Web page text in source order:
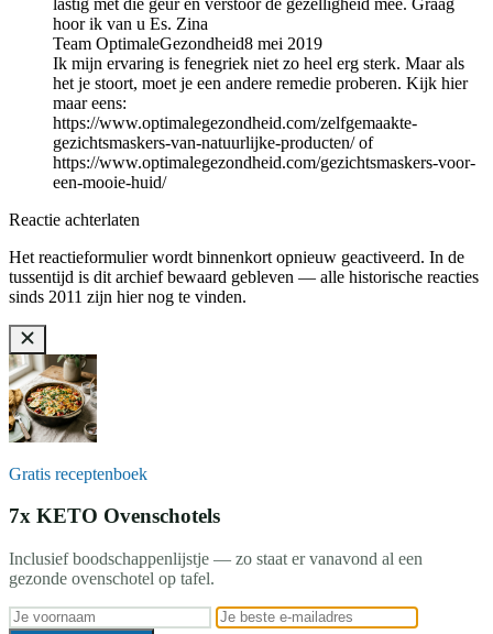
hoor ik van u Es. Zina
Team OptimaleGezondheid8 mei 2019
Ik mijn ervaring is fenegriek niet zo heel erg sterk. Maar als
het je stoort, moet je een andere remedie proberen. Kijk hier
maar eens:
https://www.optimalegezondheid.com/zelfgemaakte-
gezichtsmaskers-van-natuurlijke-producten/ of
https://www.optimalegezondheid.com/gezichtsmaskers-voor-
een-mooie-huid/
Reactie achterlaten
Het reactieformulier wordt binnenkort opnieuw geactiveerd. In de
tussentijd is dit archief bewaard gebleven — alle historische reacties
sinds 2011 zijn hier nog te vinden.
Gratis receptenboek
7x KETO Ovenschotels
Inclusief boodschappenlijstje — zo staat er vanavond al een
gezonde ovenschotel op tafel.